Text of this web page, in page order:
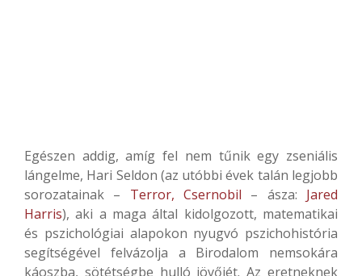
Egészen addig, amíg fel nem tűnik egy zseniális
lángelme, Hari Seldon (az utóbbi évek talán legjobb
sorozatainak – Terror, Csernobil – ásza: Jared
Harris), aki a maga által kidolgozott, matematikai
és pszichológiai alapokon nyugvó pszichohistória
segítségével felvázolja a Birodalom nemsokára
káoszba, sötétségbe hulló jövőjét. Az eretneknek